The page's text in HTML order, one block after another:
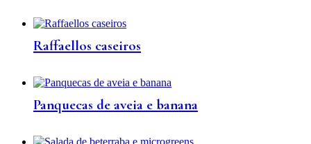
Raffaellos caseiros
Panquecas de aveia e banana